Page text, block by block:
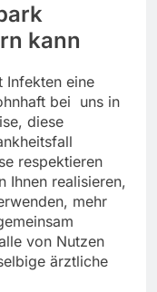
kann
Infekten eine
bei uns in
diese
respektieren
Ihnen realisieren,
mehr
von Nutzen
ärztliche